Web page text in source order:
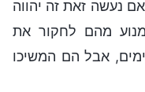
נעשה זאת זה יהווה
מהם לחקור את
אבל הם המשיכו